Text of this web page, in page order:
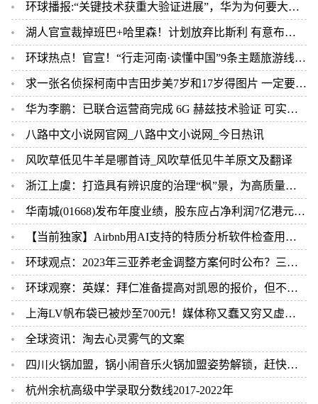
环球播报:“关键技术获重大验证进展”，华为为何要大力推动5.5G？
湖人官宣裁掉班巴+哈里森！计划放弃比斯利 有意布朗戈登大洛等目标
环球热点！官宣！“行走河南·读懂中国”9条主题旅游线路正式发布
求一张名侦探柯南中吉田步美7岁和17岁得图片 一定要清晰 要全身
华为李鹏：已联合运营商完成 6G 赫兹技术验证 可实现 10Gbps 下行速率
八路中文小说网官网_八路中文小说网_今日热讯
风吹草低见牛羊是哪首诗_风吹草低见牛羊原文及翻译
浙江上虞：打造具有辨识度的治理“枫”景，为高质量发展保驾护航
华南城(01668)发布年度业绩，股东应占净利润7亿港元，同比减少7.9%-世界最新
【当前独家】Airbnb用AI支持的特质分析软件检查用户背景
环球观点：2023年三亚养老金调整方案何时公布？三亚的退休养老金如何计算？
环球观察：英媒：拜仁准备提高对凯恩的报价，但不会超过1亿欧
上海LV帆布袋已被炒至700元！媒体称又蠢又穷又虚荣 但依然被疯抢 世界最新
全球资讯：淘去心灵雾气的文案
四川火锅加盟，锅小闹音乐火锅加盟姿势解锁，赶快行动！ 世界播报
杭州余杭高级中学录取分数线2017-2022年